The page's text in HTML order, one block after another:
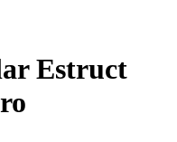
Estruct